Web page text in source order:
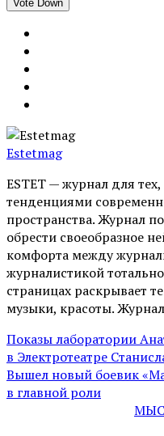
Vote Down
Estetmag
ESTET — журнал для тех,
тенденциями
пространства. Журнал
обрести своеобразное
комфорта между
журналистикой
страницах раскрывает
музыки, красоты.
Показы лаборатории
в Электротеатре
Вышел новый боевик
в главной роли